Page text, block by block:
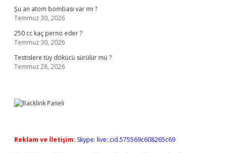
Şu an atom bombası var mı ?
Temmuz 30, 2026
250 cc kaç perno eder ?
Temmuz 30, 2026
Testislere tüy dökücü sürülür mü ?
Temmuz 28, 2026
Reklam ve İletişim: Skype: live:.cid.575569c608265c69